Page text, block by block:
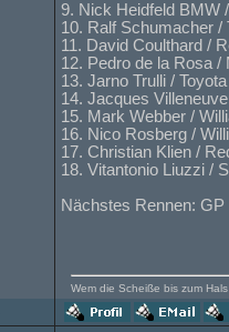
9. Nick Heidfeld BMW
10. Ralf Schumacher /
11. David Coulthard /
12. Pedro de la Rosa
13. Jarno Trulli /
14. Jacques
15. Mark Webber /
16. Nico Rosberg /
17. Christian Klien /
18. Vitantonio Liuzzi /
Nächstes Rennen:
Wem die Scheiße bis zum